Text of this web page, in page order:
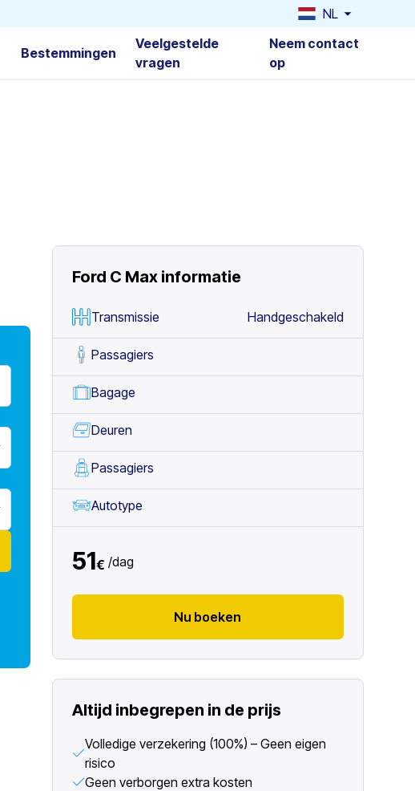
NL
Bestemmingen
Veelgestelde
vragen
Neem contact
op
Ford C Max informatie
Transmissie Handgeschakeld
Passagiers
Bagage
Deuren
Passagiers
Autotype
51€ /dag
Nu boeken
Altijd inbegrepen in de prijs
Volledige verzekering (100%) – Geen eigen
risico
Geen verborgen extra kosten